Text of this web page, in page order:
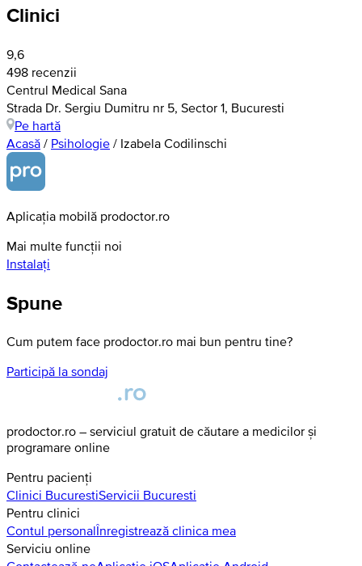
Clinici
9,6
498 recenzii
Centrul Medical Sana
Strada Dr. Sergiu Dumitru nr 5, Sector 1, Bucuresti
Pe hartă
Acasă / Psihologie / Izabela Codilinschi
Aplicația mobilă prodoctor.ro
Mai multe funcții noi
Instalați
Spune
Cum putem face prodoctor.ro mai bun pentru tine?
Participă la sondaj
prodoctor.ro – serviciul gratuit de căutare a medicilor și
programare online
Pentru pacienți
Clinici BucurestiServicii Bucuresti
Pentru clinici
Contul personalÎnregistrează clinica mea
Serviciu online